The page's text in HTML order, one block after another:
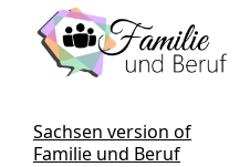
Sachsen version of
Familie und Beruf